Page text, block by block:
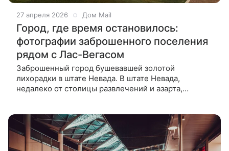
27 апреля 2026 Дом Mail
Город, где время остановилось:
фотографии заброшенного поселения
рядом с Лас-Вегасом
Заброшенный город бушевавшей золотой
лихорадки в штате Невада. В штате Невада,
недалеко от столицы развлечений и азарта,